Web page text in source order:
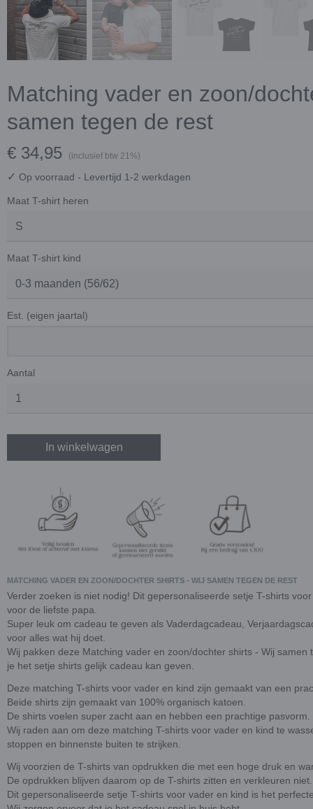
Matching vader en zoon/
samen tegen de rest
€ 34,95 (inclusief btw 21%)
✓ Op voorraad - Levertijd 1-2 werkdagen
Maat T-shirt heren
Maat T-shirt kind
Est. (eigen jaartal)
Aantal
In winkelwagen
MATCHING VADER EN ZOON/DOCHTER SHIRTS - WIJ SAMEN TEGEN DE REST
Verder zoeken is niet nodig! Dit gepersonaliseerde setje T-shirts
voor de liefste papa.
Super leuk om cadeau te geven als Vaderdagcadeau,
voor alles wat hij doet.
Wij pakken deze Matching vader en zoon/dochter shirts - Wij
je het setje shirts gelijk cadeau kan geven.
Deze matching T-shirts voor vader en kind zijn gemaakt van een
Beide shirts zijn gemaakt van 100% organisch katoen.
De shirts voelen super zacht aan en hebben een prachtige pasvorm.
Wij raden aan om deze matching T-shirts voor vader en kind te
stoppen en binnenste buiten te strijken.
Wij voorzien de T-shirts van opdrukken die met een hoge druk en
De opdrukken blijven daarom op de T-shirts zitten en verkleuren niet.
Dit gepersonaliseerde setje T-shirts voor vader en kind is het